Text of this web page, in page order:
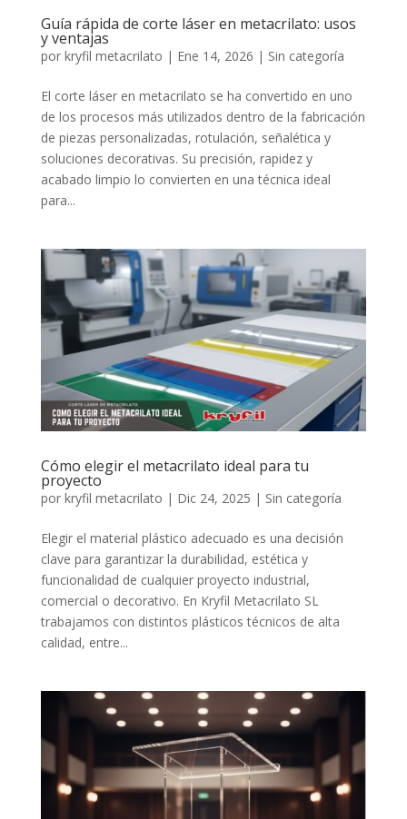
Guía rápida de corte láser en metacrilato: usos
y ventajas
por kryfil metacrilato | Ene 14, 2026 | Sin categoría
El corte láser en metacrilato se ha convertido en uno
de los procesos más utilizados dentro de la fabricación
de piezas personalizadas, rotulación, señalética y
soluciones decorativas. Su precisión, rapidez y
acabado limpio lo convierten en una técnica ideal
para...
Cómo elegir el metacrilato ideal para tu
proyecto
por kryfil metacrilato | Dic 24, 2025 | Sin categoría
Elegir el material plástico adecuado es una decisión
clave para garantizar la durabilidad, estética y
funcionalidad de cualquier proyecto industrial,
comercial o decorativo. En Kryfil Metacrilato SL
trabajamos con distintos plásticos técnicos de alta
calidad, entre...